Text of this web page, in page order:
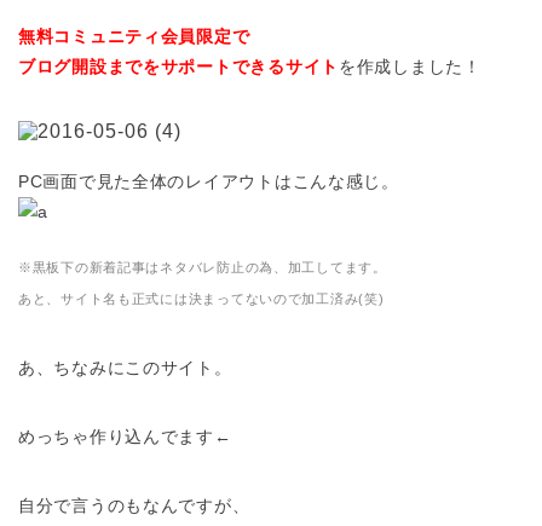
無料コミュニティ会員限定で
ブログ開設までをサポートできるサイト を作成しました！
PC画面で見た全体のレイアウトはこんな感じ。
※黒板下の新着記事はネタバレ防止の為、加工してます。
あと、サイト名も正式には決まってないので加工済み(笑)
あ、ちなみにこのサイト。
めっちゃ作り込んでます←
自分で言うのもなんですが、